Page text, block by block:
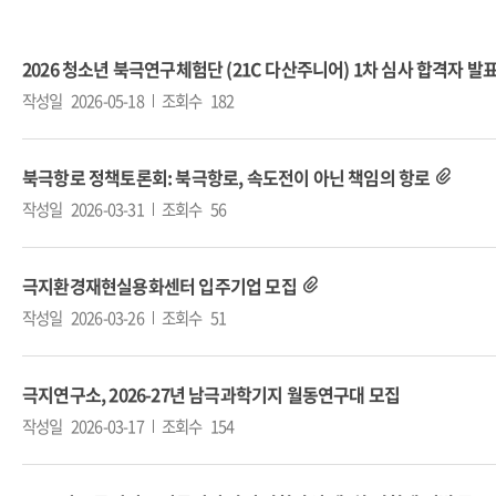
2026 청소년 북극연구체험단 (21C 다산주니어) 1차 심사 합격자 발
작성일 2026-05-18 조회수 182
북극항로 정책토론회: 북극항로, 속도전이 아닌 책임의 항로
작성일 2026-03-31 조회수 56
극지환경재현실용화센터 입주기업 모집
작성일 2026-03-26 조회수 51
극지연구소, 2026-27년 남극과학기지 월동연구대 모집
작성일 2026-03-17 조회수 154